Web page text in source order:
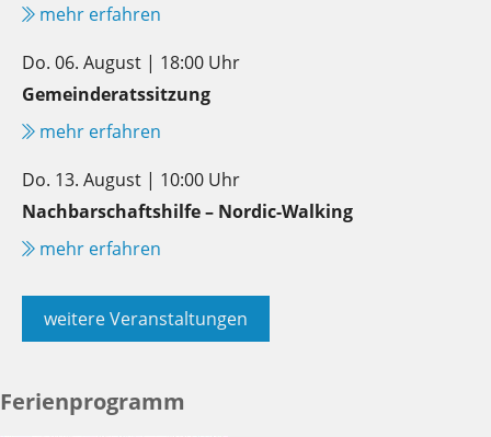
mehr erfahren
Do. 06. August | 18:00 Uhr
Gemeinderatssitzung
mehr erfahren
Do. 13. August | 10:00 Uhr
Nachbarschaftshilfe – Nordic-Walking
mehr erfahren
weitere Veranstaltungen
Ferienprogramm